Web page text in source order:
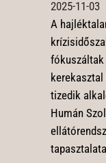
2025-11-03
A
tizedik
Humán